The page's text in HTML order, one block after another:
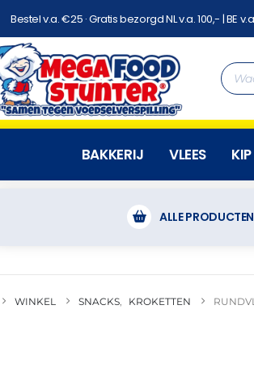
Bestel v.a. €25 · Gratis bezorgd NL v.a. 100,- | BE
BAKKERIJ VLEES KIP
ALLE PRODUCTEN
WINKEL SNACKS KROKETTEN